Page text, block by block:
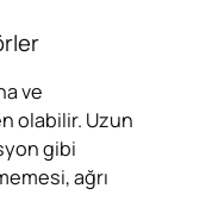
ve
olabilir. Uzun
gibi
ağrı